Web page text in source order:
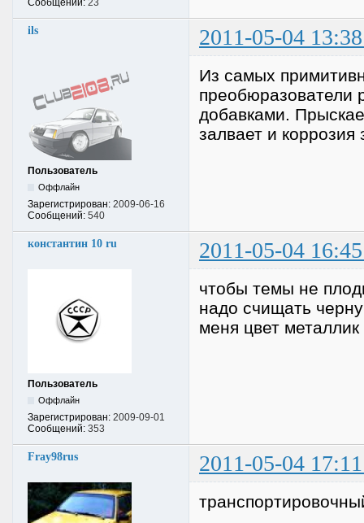
Сообщений: 23
ils 2011-05-04
Пользователь
Оффлайн
Зарегистрирован: 2009-06-16
Сообщений: 540
Из самых
преобюразователи
добавками.
залвает и
константин 10 ru 2011-05-04
Пользователь
Оффлайн
Зарегистрирован: 2009-09-01
Сообщений: 353
чтобы темы не
надо счищать
меня цвет
Fray98rus 2011-05-04